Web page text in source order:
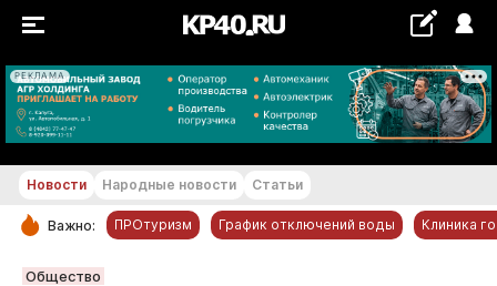
РЕКЛАМА
+16...+17 °С
РУБРИКИ
Новости Народные новости Статьи
Важно: ПРОтуризм График отключений воды Клиника
Общество